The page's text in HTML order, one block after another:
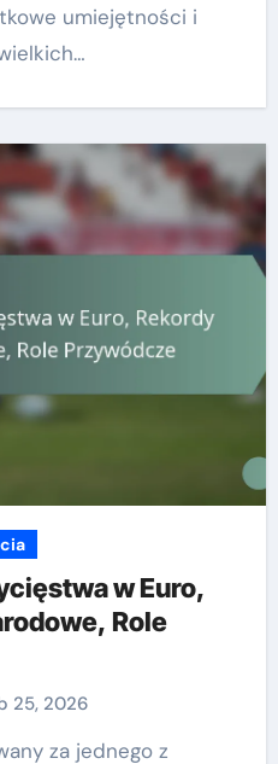
umiejętności i
w Euro,
Role
25, 2026